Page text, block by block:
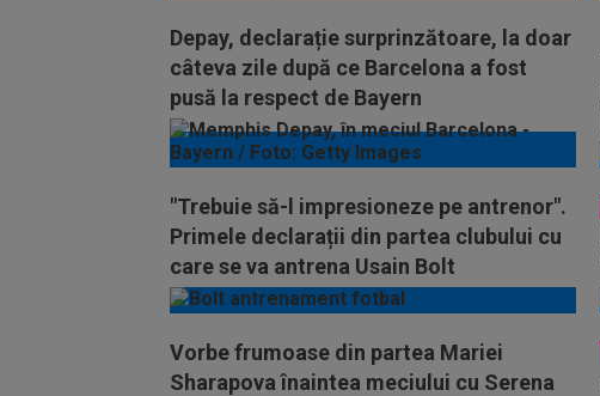
Depay, declarație surprinzătoare, la doar
câteva zile după ce Barcelona a fost
pusă la respect de Bayern
"Trebuie să-l impresioneze pe antrenor".
Primele declarații din partea clubului cu
care se va antrena Usain Bolt
Vorbe frumoase din partea Mariei
Sharapova înaintea meciului cu Serena